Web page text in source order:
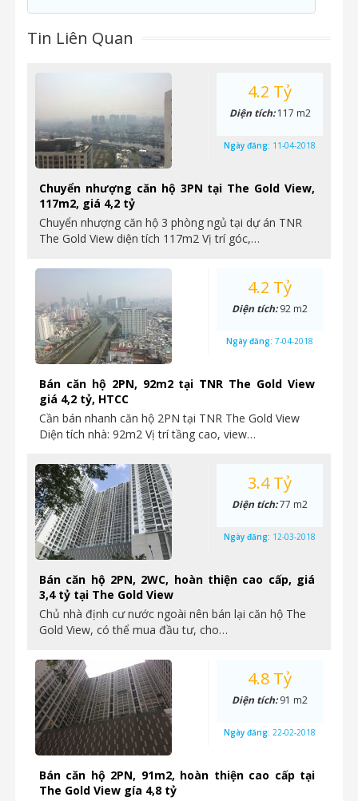
Tin Liên Quan
Chuyển nhượng căn hộ 3PN tại The Gold View,
117m2, giá 4,2 tỷ
Chuyển nhượng căn hộ 3 phòng ngủ tại dự án TNR
The Gold View diện tích 117m2 Vị trí góc,…
4.2 Tỷ
Diện tích:117 m2
Ngày đăng: 11-04-2018
Bán căn hộ 2PN, 92m2 tại TNR The Gold View
giá 4,2 tỷ, HTCC
Cần bán nhanh căn hộ 2PN tại TNR The Gold View
Diện tích nhà: 92m2 Vị trí tầng cao, view…
4.2 Tỷ
Diện tích:92 m2
Ngày đăng: 7-04-2018
Bán căn hộ 2PN, 2WC, hoàn thiện cao cấp, giá
3,4 tỷ tại The Gold View
Chủ nhà định cư nước ngoài nên bán lại căn hộ The
Gold View, có thể mua đầu tư, cho…
3.4 Tỷ
Diện tích:77 m2
Ngày đăng: 12-03-2018
Bán căn hộ 2PN, 91m2, hoàn thiện cao cấp tại
The Gold View gía 4,8 tỷ
4.8 Tỷ
Diện tích:91 m2
Ngày đăng: 22-02-2018